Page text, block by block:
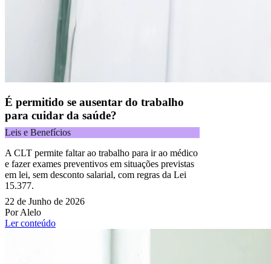
É permitido se ausentar do trabalho
para cuidar da saúde?
Leis e Benefícios
A CLT permite faltar ao trabalho para ir ao médico
e fazer exames preventivos em situações previstas
em lei, sem desconto salarial, com regras da Lei
15.377.
22 de Junho de 2026
Por Alelo
Ler conteúdo